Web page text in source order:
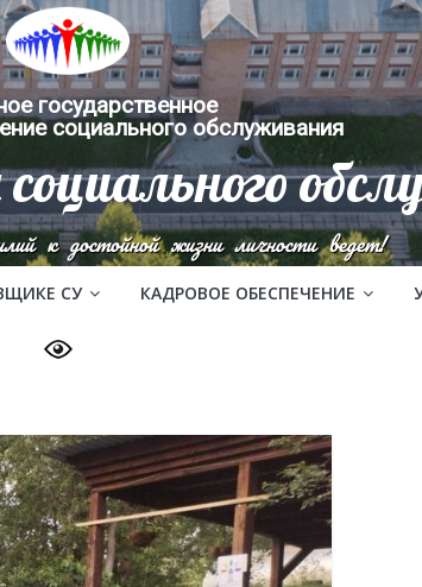
государственное
социального обслуживания
к достойной жизни личности ведет!
СУ КАДРОВОЕ ОБЕСПЕЧЕНИЕ